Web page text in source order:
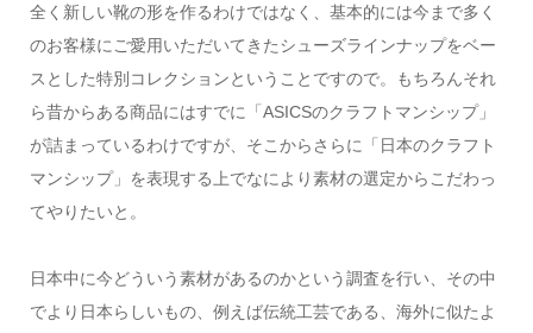
全く新しい靴の形を作るわけではなく、基本的には今まで多く
のお客様にご愛用いただいてきたシューズラインナップをベー
スとした特別コレクションということですので。もちろんそれ
ら昔からある商品にはすでに「ASICSのクラフトマンシップ」
が詰まっているわけですが、そこからさらに「日本のクラフト
マンシップ」を表現する上でなにより素材の選定からこだわっ
てやりたいと。
日本中に今どういう素材があるのかという調査を行い、その中
でより日本らしいもの、例えば伝統工芸である、海外に似たよ